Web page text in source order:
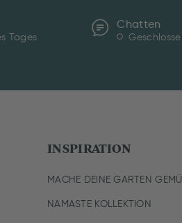
Tages
Chatten
INSPIRATION
MACHE DEINE GARTEN
NAMASTE KOLLEKTION